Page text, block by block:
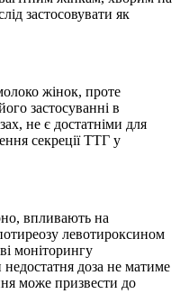
застосовувати як
жінок, проте
застосуванні в
не є достатніми для
секреції ТТГ у
впливають на
левотироксином
моніторингу
недостатня доза не матиме
може призвести до